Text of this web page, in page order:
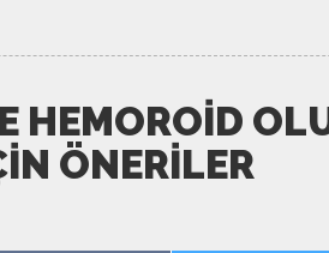
HEMOROID
ÖNERILER